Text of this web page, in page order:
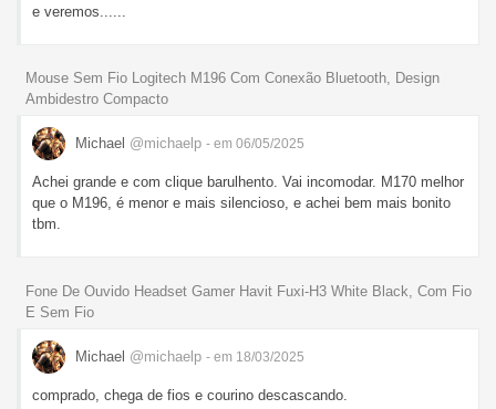
e veremos......
Mouse Sem Fio Logitech M196 Com Conexão Bluetooth, Design
Ambidestro Compacto
Michael @michaelp - em 06/05/2025
Achei grande e com clique barulhento. Vai incomodar. M170 melhor
que o M196, é menor e mais silencioso, e achei bem mais bonito
tbm.
Fone De Ouvido Headset Gamer Havit Fuxi-H3 White Black, Com Fio
E Sem Fio
Michael @michaelp - em 18/03/2025
comprado, chega de fios e courino descascando.